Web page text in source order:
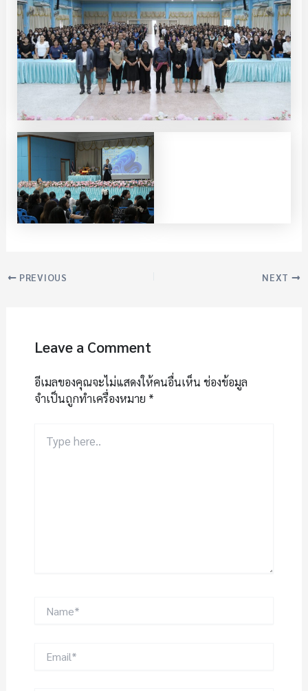
PREVIOUS NEXT
Leave a Comment
อีเมลของคุณจะไม่แสดงให้คนอื่นเห็น ช่องข้อมูล
จำเป็นถูกทำเครื่องหมาย *
here..